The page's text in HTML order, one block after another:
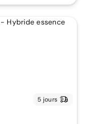
5 jours